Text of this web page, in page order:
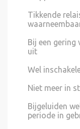
Tikkende
Bij een
uit
Wel
Niet meer in
Bijgeluiden
periode in